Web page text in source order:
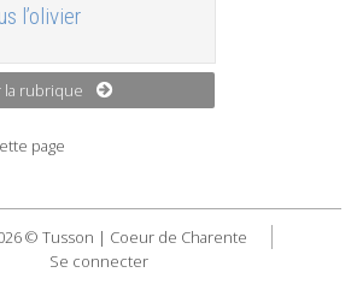
l’olivier
la rubrique
page
© Tusson | Coeur de Charente
Se connecter